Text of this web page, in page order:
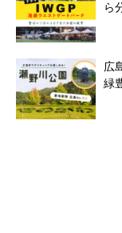
ら
広
緑